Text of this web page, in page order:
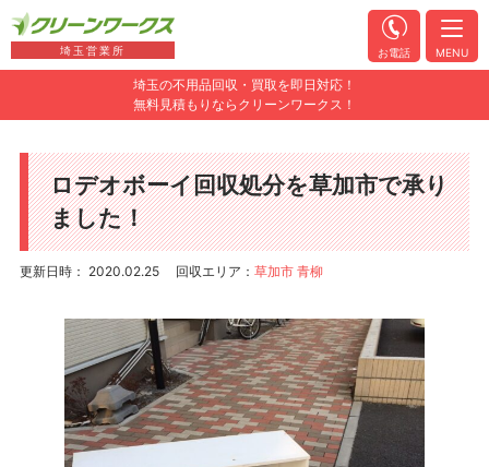
埼玉の不用品回収・買取を即日対応！
無料見積もりならクリーンワークス！
埼玉営業所 お電話 MENU
ロデオボーイ回収処分を草加市で承り
ました！
更新日時： 2020.02.25 回収エリア： 草加市 青柳